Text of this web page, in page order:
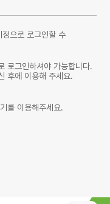
으로 로그인할 수
로그인하셔야 가능합니다.
후에 이용해 주세요.
를 이용해주세요.